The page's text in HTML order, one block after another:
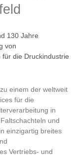
130 Jahre
von
die Druckindustrie
einem der weltweit
für die
in
und
einzigartig breites
Vertriebs- und